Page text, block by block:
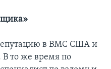
в ВМС США и
В то же время по